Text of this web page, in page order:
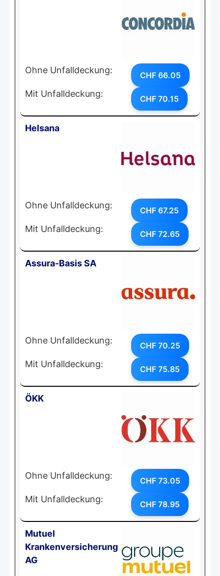
Ohne Unfalldeckung: CHF 66.05
Mit Unfalldeckung: CHF 70.15
Helsana
Ohne Unfalldeckung: CHF 67.25
Mit Unfalldeckung: CHF 72.65
Assura-Basis SA
Ohne Unfalldeckung: CHF 70.25
Mit Unfalldeckung: CHF 75.85
ÖKK
Ohne Unfalldeckung: CHF 73.05
Mit Unfalldeckung: CHF 78.95
Mutuel
Krankenversicherung
AG